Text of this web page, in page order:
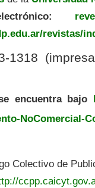
revistas/
1318
encuentra bajo
NoComercial-
Colectivo de